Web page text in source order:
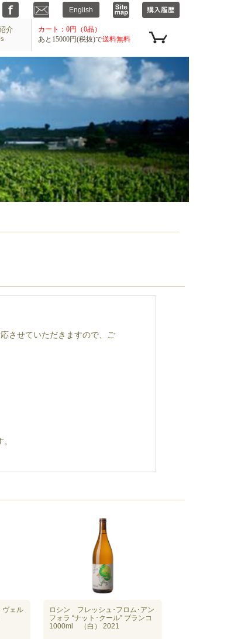
介
カート：0円（0品）
あと15000円(税抜)で送料無料
させていただきますので、ご
の高騰を理由とする値上を受
だきます。大変心苦しく存じ
ェル
ロシン フレッシュ･フロム･アン
フォラ “ナット･クール” ブランコ
1000ml （白） 2021